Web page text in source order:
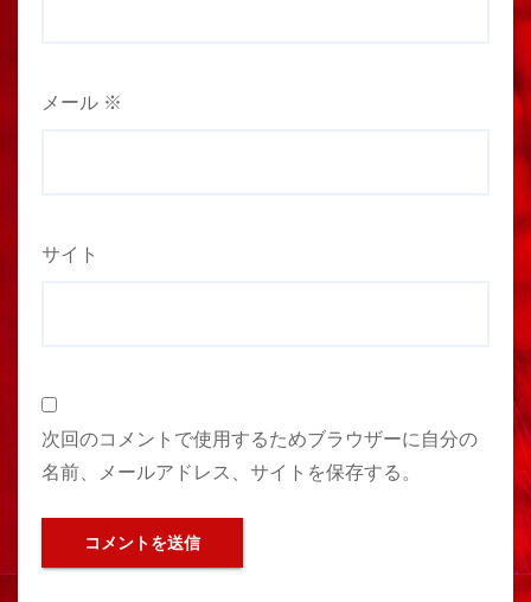
メール ※
サイト
次回のコメントで使用するためブラウザーに自分の
名前、メールアドレス、サイトを保存する。